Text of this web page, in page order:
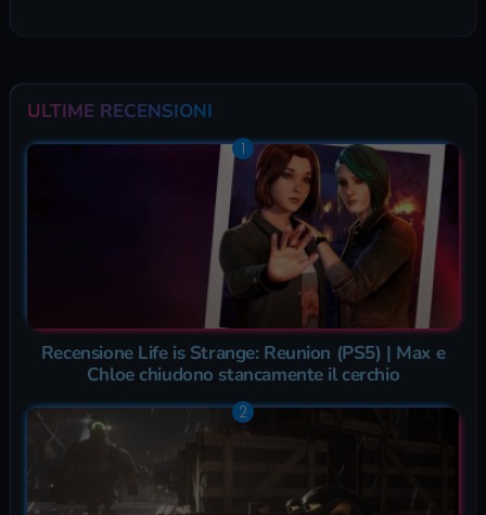
ULTIME RECENSIONI
Recensione Life is Strange: Reunion (PS5) | Max e
Chloe chiudono stancamente il cerchio